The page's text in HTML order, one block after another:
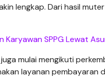
lengkap. Dari hasil
Karyawan SPPG Lewat
mulai mengikuti
layanan pembayaran